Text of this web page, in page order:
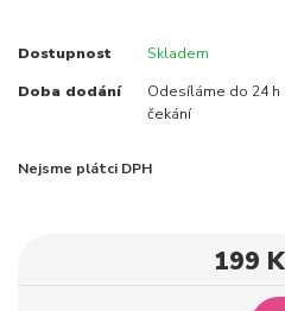
Dostupnost Skladem
Doba dodání
Odesíláme do 24 h
čekání
Nejsme plátci DPH
199